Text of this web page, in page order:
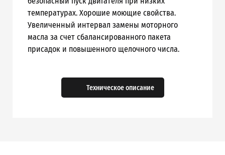
температурах. Хорошие моющие свойства.
Увеличенный интервал замены моторного
масла за счет сбалансированного пакета
присадок и повышенного щелочного числа.
Техническое описание